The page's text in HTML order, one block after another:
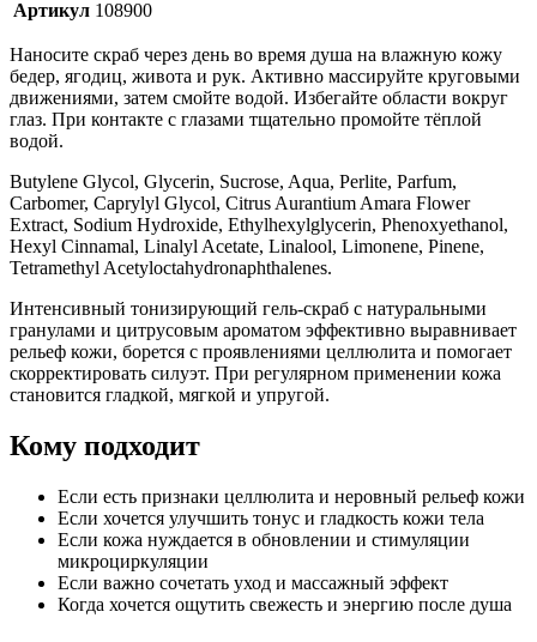
Артикул 108900
Наносите скраб через день во время душа на влажную кожу
бедер, ягодиц, живота и рук. Активно массируйте круговыми
движениями, затем смойте водой. Избегайте области вокруг
глаз. При контакте с глазами тщательно промойте тёплой
водой.
Butylene Glycol, Glycerin, Sucrose, Aqua, Perlite, Parfum,
Carbomer, Caprylyl Glycol, Citrus Aurantium Amara Flower
Extract, Sodium Hydroxide, Ethylhexylglycerin, Phenoxyethanol,
Hexyl Cinnamal, Linalyl Acetate, Linalool, Limonene, Pinene,
Tetramethyl Acetyloctahydronaphthalenes.
Интенсивный тонизирующий гель-скраб с натуральными
гранулами и цитрусовым ароматом эффективно выравнивает
рельеф кожи, борется с проявлениями целлюлита и помогает
скорректировать силуэт. При регулярном применении кожа
становится гладкой, мягкой и упругой.
Кому подходит
Если есть признаки целлюлита и неровный рельеф кожи
Если хочется улучшить тонус и гладкость кожи тела
Если кожа нуждается в обновлении и стимуляции
микроциркуляции
Если важно сочетать уход и массажный эффект
Когда хочется ощутить свежесть и энергию после душа